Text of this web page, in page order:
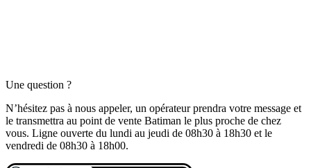
Une question ?
N’hésitez pas à nous appeler, un opérateur prendra votre message et
le transmettra au point de vente Batiman le plus proche de chez
vous. Ligne ouverte du lundi au jeudi de 08h30 à 18h30 et le
vendredi de 08h30 à 18h00.